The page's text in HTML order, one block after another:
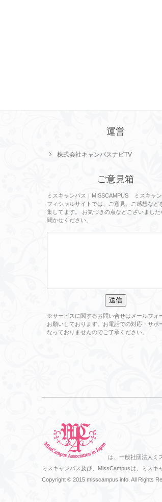
運営
株式会社キャンパスナビTV
ご意見箱
ミスキャンパス｜MISSCAMPUS ミスキャ
フィシャルサイトでは、ご意見、ご感想など
集してます。 お気づきの点などございました
聞かせください。
※サービスに関するお問い合せはメールフォ
お願いしております。お電話での対応・サポ
なっておりませんのでご了承ください。
は、一般社団法人ミ
ミスキャンパス及び、MissCampusは、ミス
Copyright © 2015 misscampus.info. All Rights